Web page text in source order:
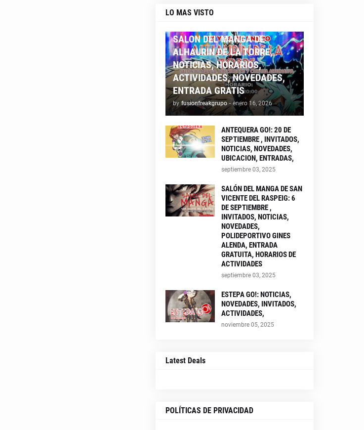
LO MAS VISTO
SALON DEL MANGA DE
ALHAURIN DE LA TORRE,
NOTICIAS, HORARIOS,
ACTIVIDADES, NOVEDADES,
ENTRADA GRATIS
by fusionfreakgrupo - enero 16, 2026
ANTEQUERA GO!: 20 DE
SEPTIEMBRE , INVITADOS,
NOTICIAS, NOVEDADES,
UBICACION, ENTRADAS,
septiembre 03, 2025
SALÓN DEL MANGA DE SAN
VICENTE DEL RASPEIG: 6
DE SEPTIEMBRE ,
INVITADOS, NOTICIAS,
NOVEDADES,
POLIDEPORTIVO GINES
ALENDA, ENTRADA
GRATUITA, HORARIOS DE
ACTIVIDADES
septiembre 03, 2025
ESTEPA GO!: NOTICIAS,
NOVEDADES, INVITADOS,
ACTIVIDADES,
noviembre 05, 2025
Latest Deals
POLÍTICAS DE PRIVACIDAD